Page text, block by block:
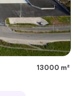
13000 m²